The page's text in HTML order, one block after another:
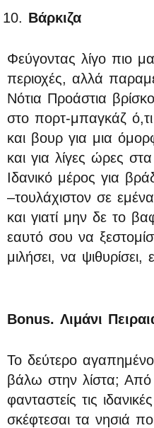
Βάρκιζα
Φεύγοντας λίγο πιο
περιοχές, αλλά
Νότια Προάστια
στο πορτ-μπαγκάζ
και βουρ για μια
και για λίγες ώρες
Ιδανικό μέρος για
–τουλάχιστον σε
και γιατί μην δε το
εαυτό σου να
μιλήσει, να
Bonus. Λιμάνι
Το δεύτερο
βάλω στην λίστα; Από
φανταστείς τις
σκέφτεσαι τα νησιά